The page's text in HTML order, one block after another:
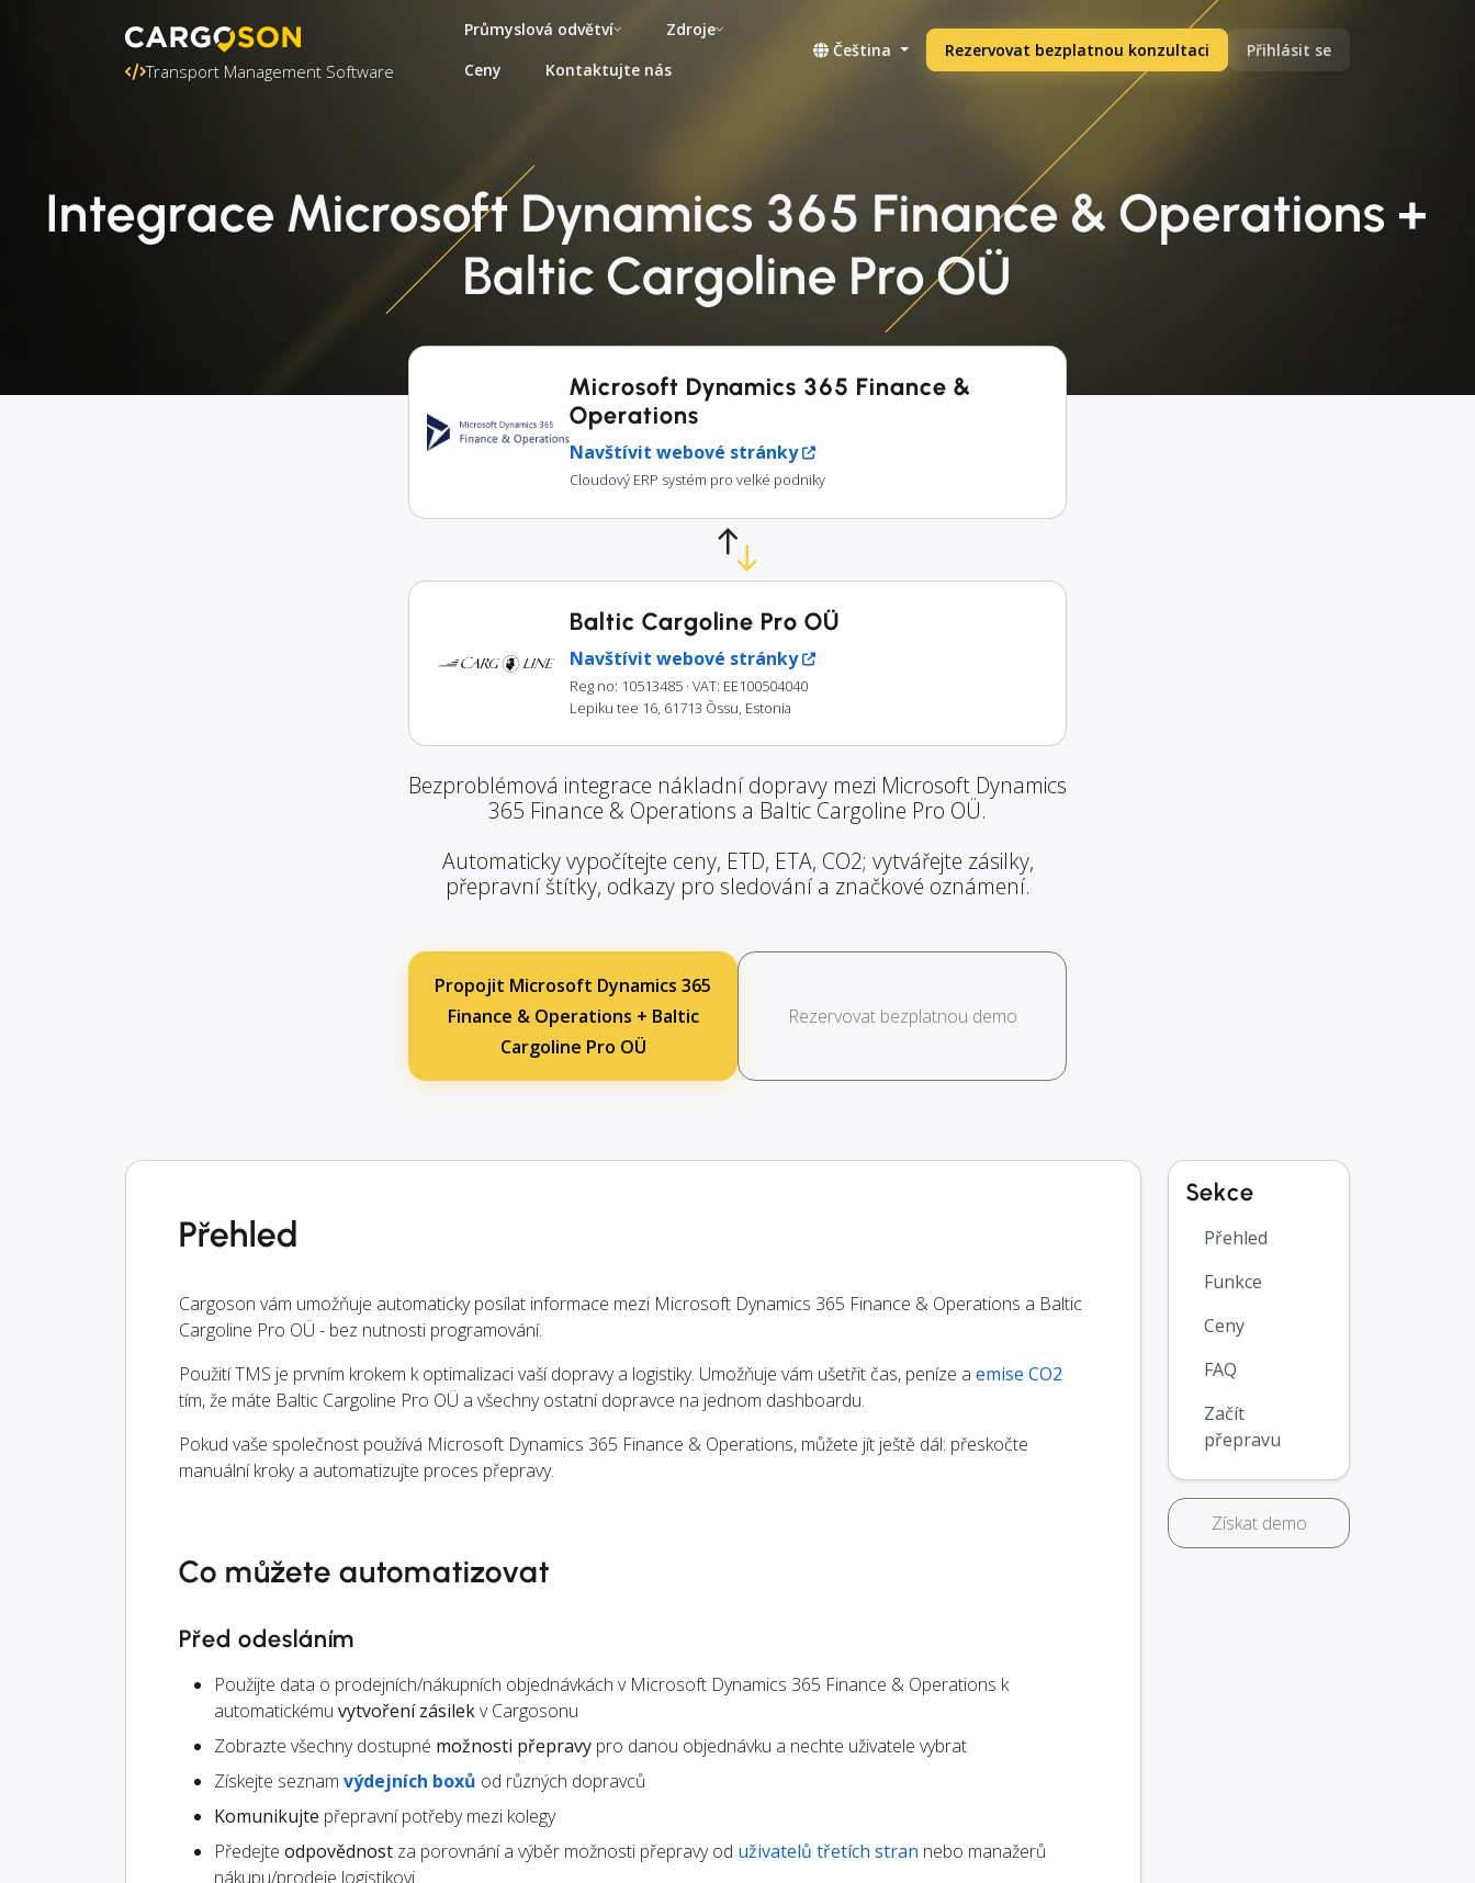
Transport Management Software
Průmyslová odvětví
Zdroje
Ceny
Kontaktujte nás
Čeština Rezervovat bezplatnou konzultaci Přihlásit se
Integrace Microsoft Dynamics 365 Finance & Operations +
Baltic Cargoline Pro OÜ
Microsoft Dynamics 365 Finance &
Operations
Navštívit webové stránky
Cloudový ERP systém pro velké podniky
Baltic Cargoline Pro OÜ
Navštívit webové stránky
Reg no: 10513485 · VAT: EE100504040
Lepiku tee 16, 61713 Õssu, Estonia
Bezproblémová integrace nákladní dopravy mezi Microsoft Dynamics
365 Finance & Operations a Baltic Cargoline Pro OÜ.
Automaticky vypočítejte ceny, ETD, ETA, CO2; vytvářejte zásilky,
přepravní štítky, odkazy pro sledování a značkové oznámení.
Propojit Microsoft Dynamics 365
Finance & Operations + Baltic
Cargoline Pro OÜ
Rezervovat bezplatnou demo
Přehled
Cargoson vám umožňuje automaticky posílat informace mezi Microsoft Dynamics 365 Finance & Operations a Baltic
Cargoline Pro OÜ - bez nutnosti programování.
Použití TMS je prvním krokem k optimalizaci vaší dopravy a logistiky. Umožňuje vám ušetřit čas, peníze a emise CO2
tím, že máte Baltic Cargoline Pro OÜ a všechny ostatní dopravce na jednom dashboardu.
Pokud vaše společnost používá Microsoft Dynamics 365 Finance & Operations, můžete jít ještě dál: přeskočte
manuální kroky a automatizujte proces přepravy.
Co můžete automatizovat
Před odesláním
Použijte data o prodejních/nákupních objednávkách v Microsoft Dynamics 365 Finance & Operations k
automatickému vytvoření zásilekv Cargosonu
Zobrazte všechny dostupné možnosti přepravy pro danou objednávku a nechte uživatele vybrat
Získejte seznam výdejních boxů od různých dopravců
Komunikujte přepravní potřeby mezi kolegy
Předejte odpovědnost za porovnání a výběr možnosti přepravy od uživatelů třetích stran nebo manažerů
nákupu/prodeje logistikovi
Sekce
Přehled
Funkce
Ceny
FAQ
Začít
přepravu
Získat demo